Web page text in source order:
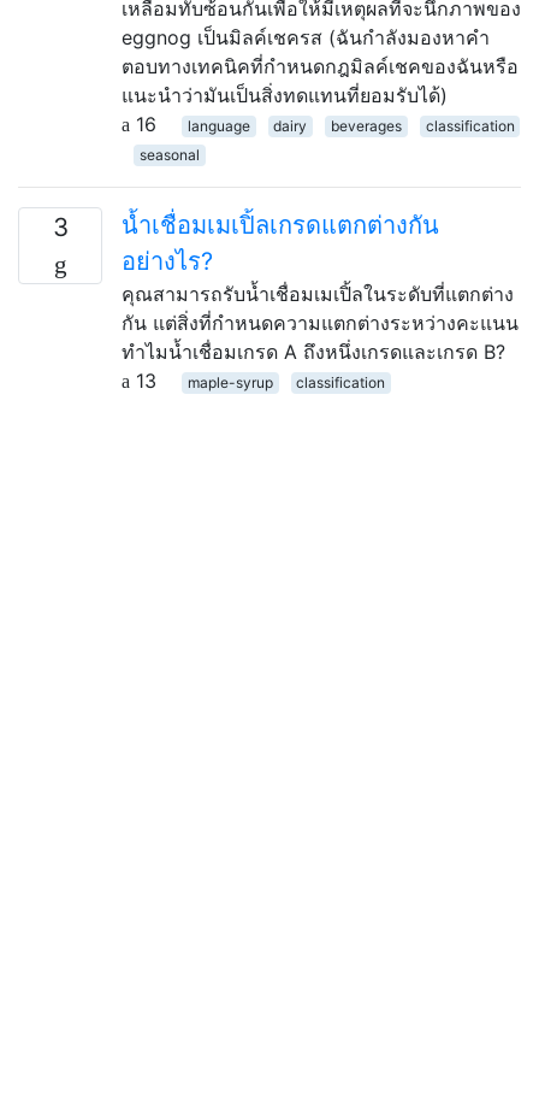
เหลื่อมทับซ้อนกันเพื่อให้มีเหตุผลที่จะนึกภาพของ
eggnog เป็นมิลค์เชครส (ฉันกำลังมองหาคำ
ตอบทางเทคนิคที่กำหนดกฎมิลค์เชคของฉันหรือ
แนะนำว่ามันเป็นสิ่งทดแทนที่ยอมรับได้)
16
language dairy beverages
classification
seasonal
3
น้ำเชื่อมเมเปิ้ลเกรดแตกต่างกัน
อย่างไร?
คุณสามารถรับน้ำเชื่อมเมเปิ้ลในระดับที่แตกต่าง
กัน แต่สิ่งที่กำหนดความแตกต่างระหว่างคะแนน
ทำไมน้ำเชื่อมเกรด A ถึงหนึ่งเกรดและเกรด B?
13
maple-syrup classification